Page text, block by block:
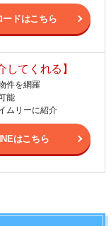
ードはこちら
してくれる】
件を網羅
能
ムリーに紹介
はこちら